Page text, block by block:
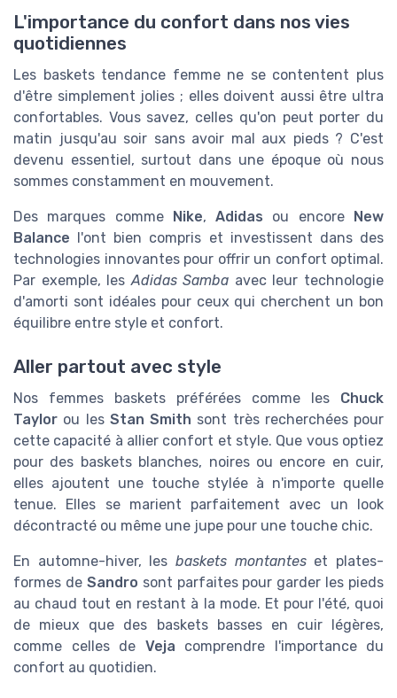
L'importance du confort dans nos vies
quotidiennes
Les baskets tendance femme ne se contentent plus
d'être simplement jolies ; elles doivent aussi être ultra
confortables. Vous savez, celles qu'on peut porter du
matin jusqu'au soir sans avoir mal aux pieds ? C'est
devenu essentiel, surtout dans une époque où nous
sommes constamment en mouvement.
Des marques comme Nike,Adidas ou encore
New
Balance l'ont bien compris et investissent dans des
technologies innovantes pour offrir un confort optimal.
Par exemple, lesAdidas Samba avec leur technologie
d'amorti sont idéales pour ceux qui cherchent un bon
équilibre entre style et confort.
Aller partout avec style
Nos femmes baskets préférées comme les Chuck
Taylor ou les Stan Smith sont très recherchées pour
cette capacité à allier confort et style. Que vous optiez
pour des baskets blanches, noires ou encore en cuir,
elles ajoutent une touche stylée à n'importe quelle
tenue. Elles se marient parfaitement avec un look
décontracté ou même une jupe pour une touche chic.
En automne-hiver, les baskets montanteset plates-
formes de Sandro sont parfaites pour garder les pieds
au chaud tout en restant à la mode. Et pour l'été, quoi
de mieux que des baskets basses en cuir légères,
comme celles de Veja comprendre l'importance du
confort au quotidien.